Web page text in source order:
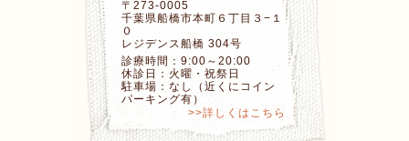
〒273-0005
千葉県船橋市本町６丁目３−１
０
レジデンス船橋 304号
診療時間：9:00～20:00
休診日：火曜・祝祭日
駐車場：なし（近くにコイン
パーキング有）
>>詳しくはこちら